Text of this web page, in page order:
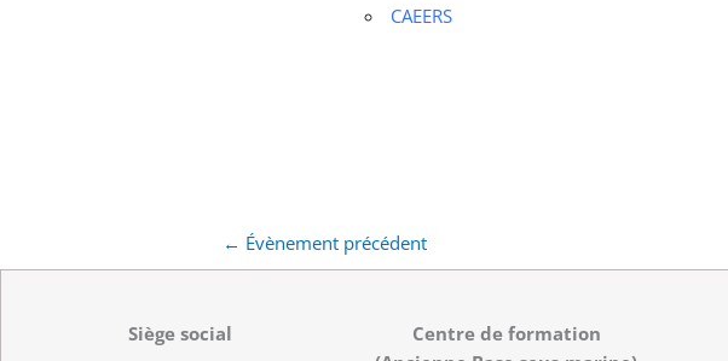
CAEERS
← Évènement précédent
Siège social
Centre de formation